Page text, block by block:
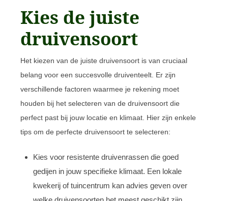
Kies de juiste
druivensoort
Het kiezen van de juiste druivensoort is van cruciaal
belang voor een succesvolle druiventeelt. Er zijn
verschillende factoren waarmee je rekening moet
houden bij het selecteren van de druivensoort die
perfect past bij jouw locatie en klimaat. Hier zijn enkele
tips om de perfecte druivensoort te selecteren:
Kies voor resistente druivenrassen die goed
gedijen in jouw specifieke klimaat. Een lokale
kwekerij of tuincentrum kan advies geven over